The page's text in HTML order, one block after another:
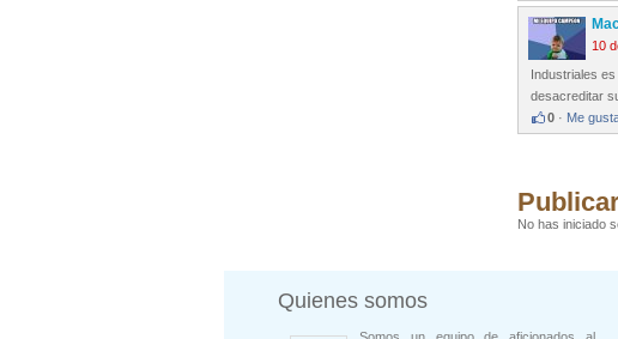
10
Industriales
desacreditar
0 · Me
No has iniciado
Quienes somos